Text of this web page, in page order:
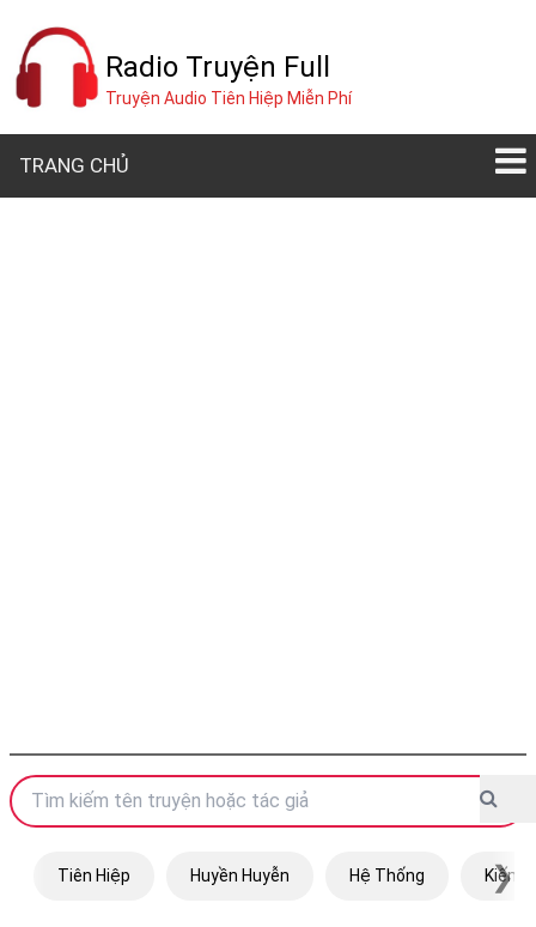
Radio Truyện Full
Truyện Audio Tiên Hiệp Miễn Phí
TRANG CHỦ
Tiên Hiệp Huyền Huyễn Hệ Thống Kiếm
❯